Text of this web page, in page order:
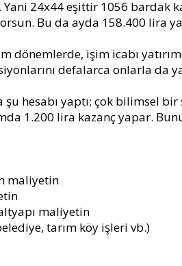
Yani 24x44 eşittir 1056 bardak
Bu da ayda 158.400 lira
dönemlerde, işim icabı
defalarca onlarla da
şu hesabı yaptı; çok bilimsel
1.200 lira kazanç yapar.
maliyetin
maliyetin
tarım köy işleri vb.)